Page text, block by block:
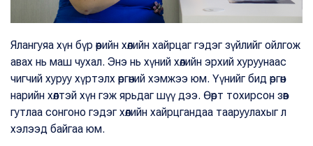
Ялангуяа хүн бүр өөрийн хөлийн хайрцаг гэдэг зүйлийг ойлгож
авах нь маш чухал. Энэ нь хүний хөлийн эрхий хуруунаас
чигчий хуруу хүртэлх өргөний хэмжээ юм. Үүнийг бид өргөн
нарийн хөлтэй хүн гэж ярьдаг шүү дээ. Өөрт тохирсон зөв
гутлаа сонгоно гэдэг хөлийн хайрцгандаа тааруулахыг л
хэлээд байгаа юм.